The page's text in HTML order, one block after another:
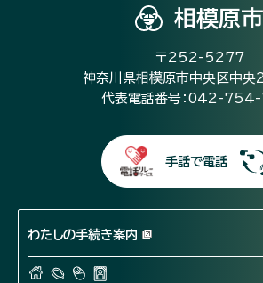
相模原市
〒252-5277
神奈川県相模原市中央区中
代表電話番号：042-754-
手話で電話
わたしの手続き案内